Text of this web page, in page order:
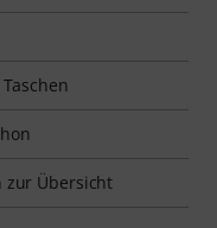
zur Übersicht